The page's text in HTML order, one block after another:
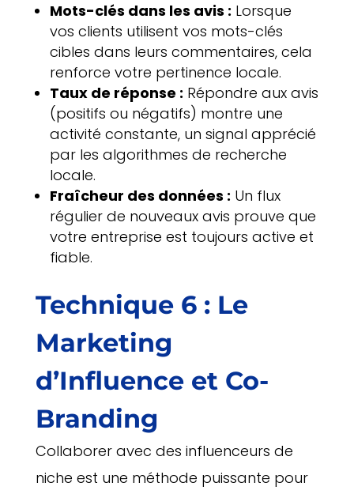
Mots-clés dans les avis : Lorsque
vos clients utilisent vos mots-clés
cibles dans leurs commentaires, cela
renforce votre pertinence locale.
Taux de réponse : Répondre aux avis
(positifs ou négatifs) montre une
activité constante, un signal apprécié
par les algorithmes de recherche
locale.
Fraîcheur des données : Un flux
régulier de nouveaux avis prouve que
votre entreprise est toujours active et
fiable.
Technique 6 : Le
Marketing
d’Influence et Co-
Branding
Collaborer avec des influenceurs de
niche est une méthode puissante pour